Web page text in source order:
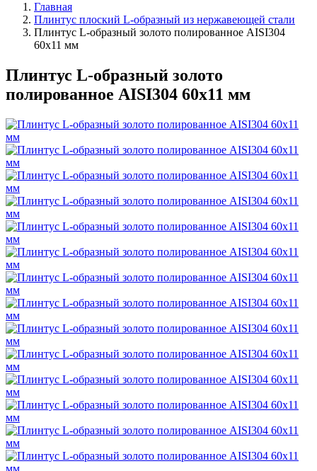
Главная
Плинтус плоский L-образный из нержавеющей стали
Плинтус L-образный золото полированное AISI304
60х11 мм
Плинтус L-образный золото
полированное AISI304 60х11 мм